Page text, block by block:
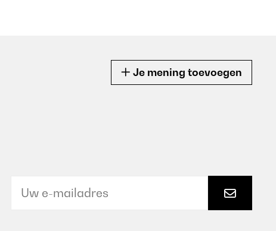
Je mening toevoegen